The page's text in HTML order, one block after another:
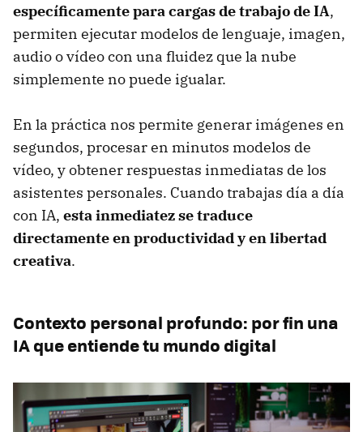
específicamente para cargas de trabajo de IA,
permiten ejecutar modelos de lenguaje, imagen,
audio o vídeo con una fluidez que la nube
simplemente no puede igualar.
En la práctica nos permite generar imágenes en
segundos, procesar en minutos modelos de
vídeo, y obtener respuestas inmediatas de los
asistentes personales. Cuando trabajas día a día
con IA, esta inmediatez se traduce
directamente en productividad y en libertad
creativa.
Contexto personal profundo: por fin una
IA que entiende tu mundo digital